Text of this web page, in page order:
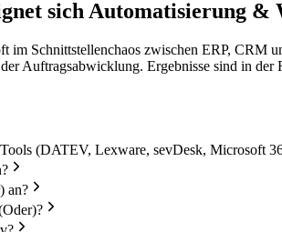
sich Automatisierung &
im Schnittstellenchaos zwischen ERP,
Auftragsabwicklung. Ergebnisse sind in der
(DATEV, Lexware, sevDesk, Microsoft
an?